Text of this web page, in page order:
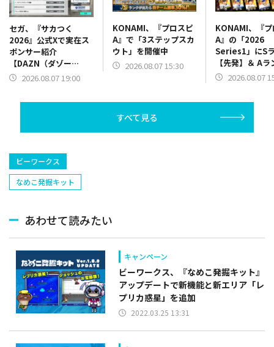
セガ、『サカつく
2026』公式Xで実在ス
ポンサー紹介
【DAZN（ダゾー
ン）】篇をポスト
2026.08.07 19:00
KONAMI、『プロスピ
A』で「3ステップスカ
ウト」を開催中
2026.08.07 15:30
KONAMI、『
A』の「2026
Series1」にS
【先発】＆ Aラ
【野手】新登
塁手)、持丸泰
捕手)など
2026.08.07
すべて見る
ビーワークス
なめこ発掘キット
あわせて読みたい
キャンペーン
ビーワークス、『なめこ発掘キット』
アップデートで新機能と新エリア「レ
プリカ惑星」を追加
2022.03.25 13:31